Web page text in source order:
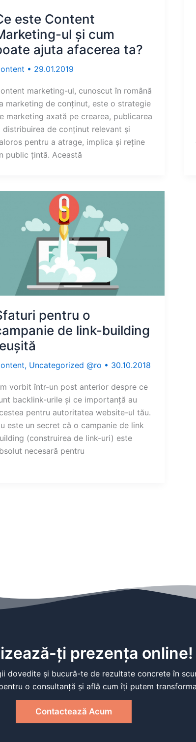
este Content
ul și cum
ajuta afacerea ta?
• 29.01.2019
marketing-ul, cunoscut în română
marketing de conținut, este o strategie
marketing axată pe crearea, publicarea
distribuirea de conținut relevant și
pentru a atrage, implica și reține
public țintă. Această
pentru o
de link-building
, Uncategorized @ro • 30.10.2018
vorbit într-un post anterior despre ce
backlink-urile și ce importanță au
pentru autoritatea website-ul tău.
este un secret că o campanie de link
(construirea de link-uri) este
necesară pentru
ți prezența online!
dovedite și bucură-te de rezultate concrete în
o consultanță și află cum îți putem
Contactează Acum